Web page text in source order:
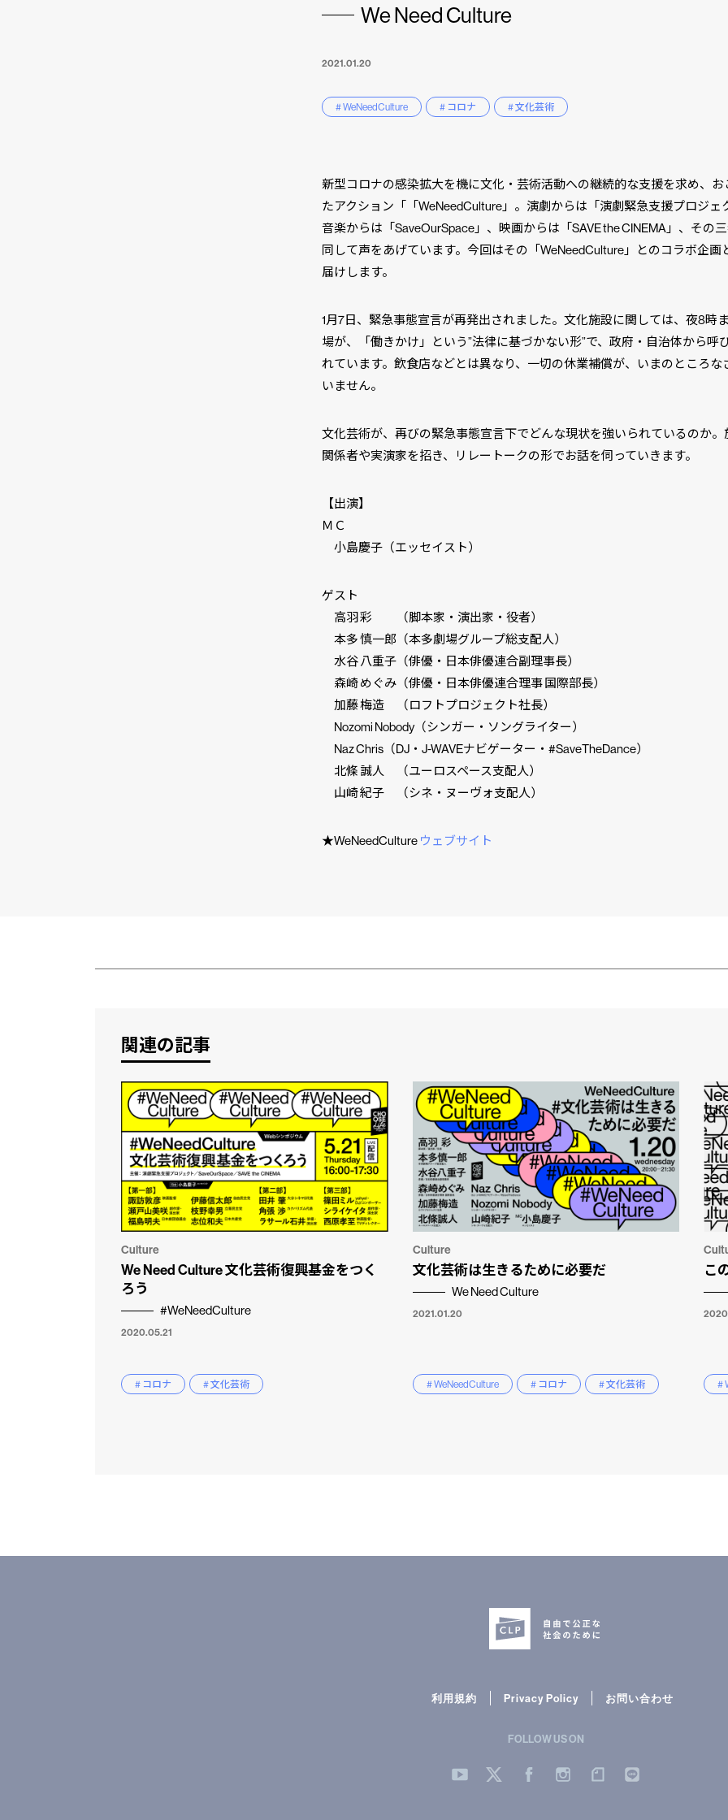
市民と
We Need Culture
2021.01.20
# WeNeedCulture # コロナ # 文化芸術
新型コロナの感染拡大を機に文化・芸術活動への継続的な支援を求め、お
たアクション「「WeNeedCulture」。演劇からは「演劇緊急支援プロジェ
音楽からは「SaveOurSpace」、映画からは「SAVE the CINEMA」、その
同して声をあげています。今回はその「WeNeedCulture」とのコラボ企画
届けします。
1月7日、緊急事態宣言が再発出されました。文化施設に関しては、夜8時
場が、「働きかけ」という”法律に基づかない形”で、政府・自治体から呼
れています。飲食店などとは異なり、一切の休業補償が、いまのところな
いません。
文化芸術が、再びの緊急事態宣言下でどんな現状を強いられているのか。
関係者や実演家を招き、リレートークの形でお話を伺っていきます。
【出演】
ＭＣ
小島慶子（エッセイスト）
ゲスト
高羽 彩 （脚本家・演出家・役者）
本多 慎一郎（本多劇場グループ総支配人）
水谷 八重子（俳優・日本俳優連合副理事長）
森崎 めぐみ（俳優・日本俳優連合理事 国際部長）
加藤 梅造 （ロフトプロジェクト社長）
Nozomi Nobody（シンガー・ソングライター）
Naz Chris（DJ・J-WAVEナビゲーター・#SaveTheDance）
北條 誠人 （ユーロスペース支配人）
山崎 紀子 （シネ・ヌーヴォ支配人）
★WeNeedCulture ウェブサイト
関連の記事
Culture
We Need Culture 文化芸術復興基金をつく
ろう
#WeNeedCulture
2020.05.21
# コロナ # 文化芸術
Culture
文化芸術は生きるために必要だ
We Need Culture
2021.01.20
# WeNeedCulture # コロナ # 文化芸術
こ
#
利用規約 Privacy Policy お問い合わせ
FOLLOW US ON